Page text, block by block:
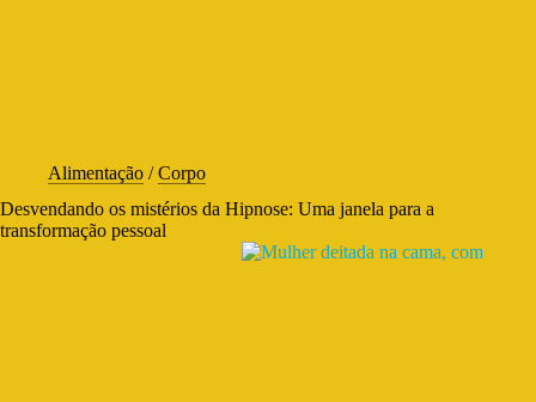
Alimentação /Corpo
Desvendando os mistérios da Hipnose: Uma janela para a
transformação pessoal